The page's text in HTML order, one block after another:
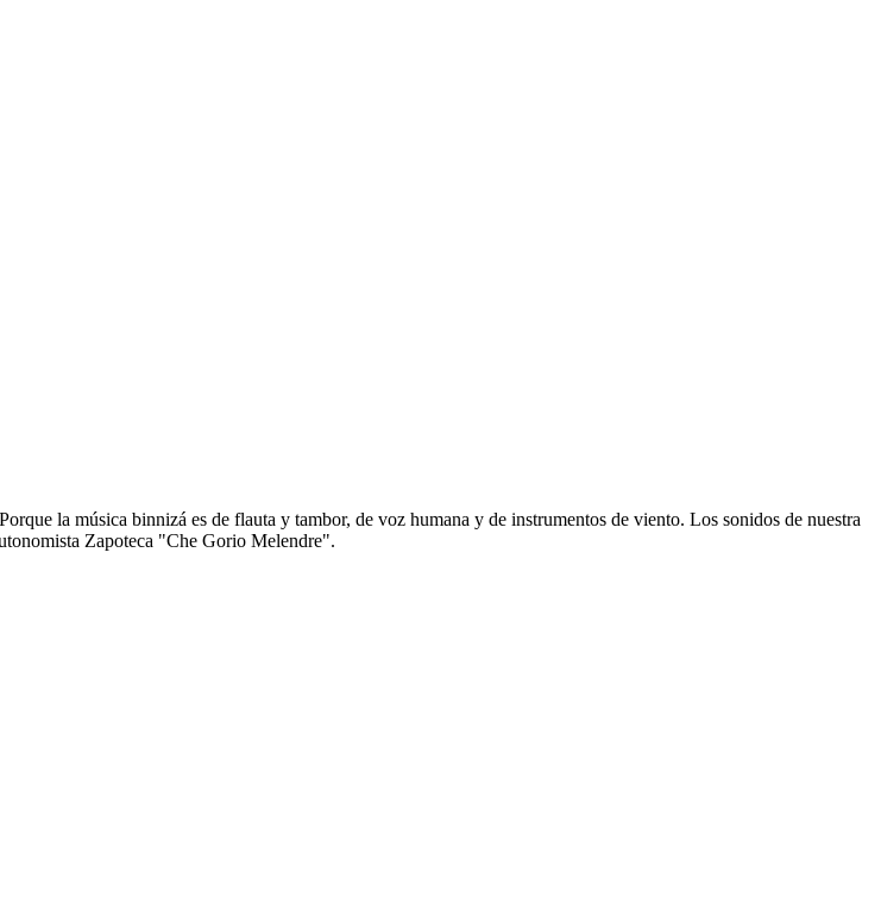
la música binnizá es de flauta y tambor, de voz humana y de instrumentos de viento. Los sonidos de nuestra
Zapoteca "Che Gorio Melendre".